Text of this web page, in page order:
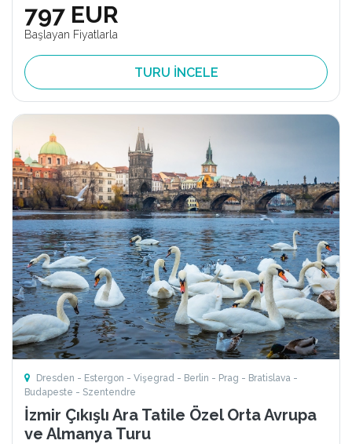
797 EUR
Başlayan Fiyatlarla
TURU İNCELE
Dresden - Estergon - Vişegrad - Berlin - Prag - Bratislava -
Budapeste - Szentendre
İzmir Çıkışlı Ara Tatile Özel Orta Avrupa
ve Almanya Turu